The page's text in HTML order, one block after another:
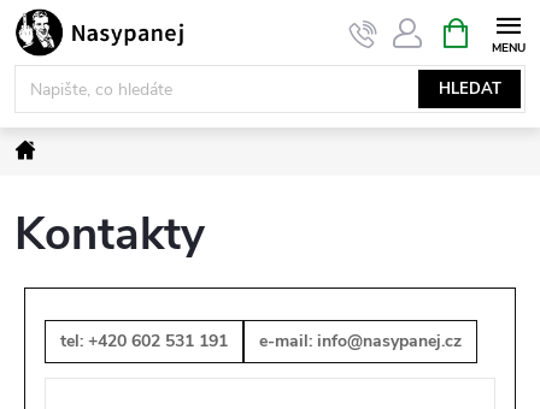
Přejít
na
obsah
HLEDAT
NÁKUPNÍ
KOŠÍK
Domů
Kontakty
tel: +420 602 531 191 e-mail: info@nasypanej.cz